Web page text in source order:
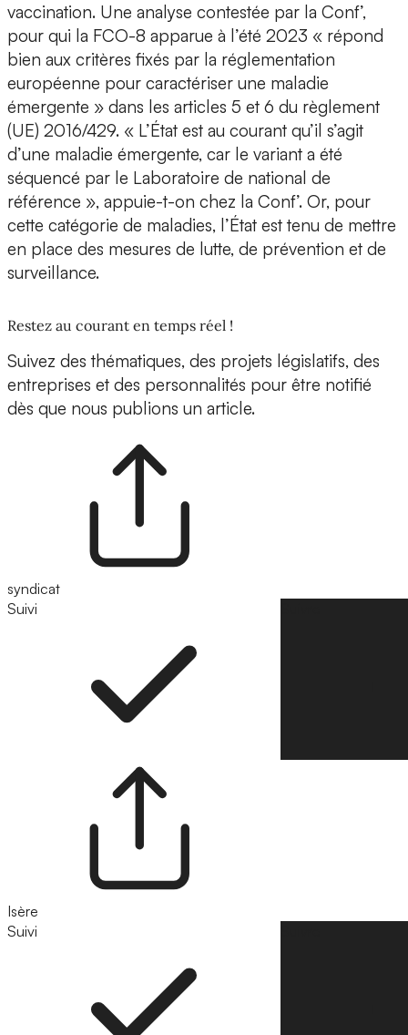
vaccination. Une analyse contestée par la Conf’,
pour qui la FCO-8 apparue à l’été 2023 « répond
bien aux critères fixés par la réglementation
européenne pour caractériser une maladie
émergente » dans les articles 5 et 6 du règlement
(UE) 2016/429. « L’État est au courant qu’il s’agit
d’une maladie émergente, car le variant a été
séquencé par le Laboratoire de national de
référence », appuie-t-on chez la Conf’. Or, pour
cette catégorie de maladies, l’État est tenu de mettre
en place des mesures de lutte, de prévention et de
surveillance.
Restez au courant en temps réel !
Suivez des thématiques, des projets législatifs, des
entreprises et des personnalités pour être notifié
dès que nous publions un article.
syndicat
Suivi
Isère
Suivi